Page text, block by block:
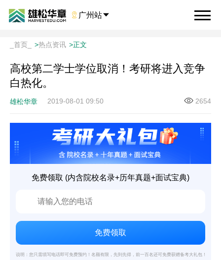
 广州站
_首页_ >热点资讯 >正文
高校第二学士学位取消！考研将进入竞争
白热化。
雄松华章 2019-08-01 09:50 2654
免费领取 (内含院校名录+历年真题+面试宝典)
说明：您只需填写电话即可免费预约！名额有限，先到先得，前一百名还可免费获赠备考大礼包！